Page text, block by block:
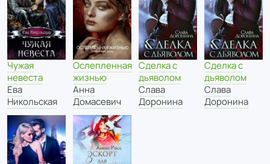
Чужая
невеста
Ева
Никольская
Ослепленная
жизнью
Анна
Домасевич
Сделка с
дьяволом
Слава
Доронина
Сделка с
дьяволом
Слава
Доронина